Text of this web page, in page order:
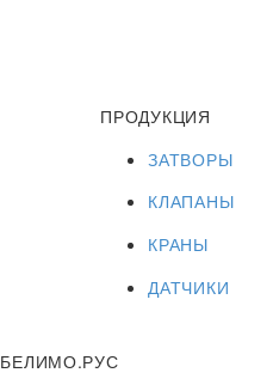
ПРОДУКЦИЯ
ЗАТВОРЫ
КЛАПАНЫ
КРАНЫ
ДАТЧИКИ
БЕЛИМО.РУС